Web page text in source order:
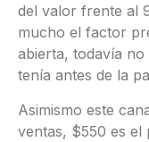
del valor frente al
mucho el factor
abierta, todavía no
tenía antes de la
Asimismo este
ventas, $550 es